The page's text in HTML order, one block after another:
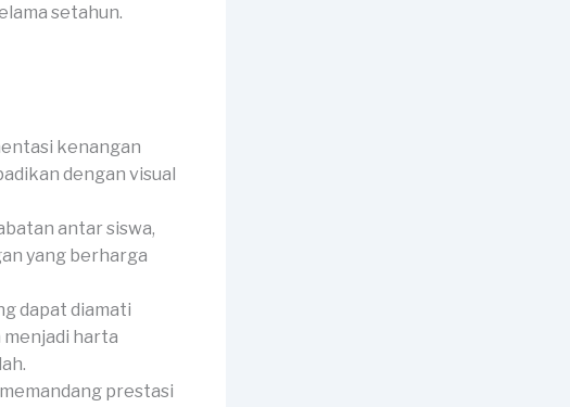
setahun.
kenangan
dengan visual
antar siswa,
yang berharga
dapat diamati
harta
prestasi